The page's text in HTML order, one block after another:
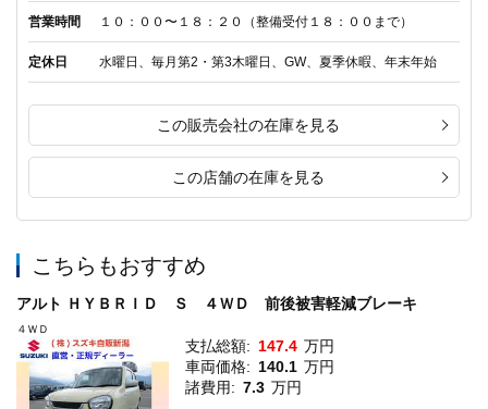
営業時間 １０：００〜１８：２０（整備受付１８：００まで）
定休日 水曜日、毎月第2・第3木曜日、GW、夏季休暇、年末年始
この販売会社の在庫を見る
この店舗の在庫を見る
こちらもおすすめ
アルト ＨＹＢＲＩＤ Ｓ ４ＷＤ 前後被害軽減ブレーキ
４ＷＤ
支払総額: 147.4 万円
車両価格: 140.1 万円
諸費用: 7.3 万円